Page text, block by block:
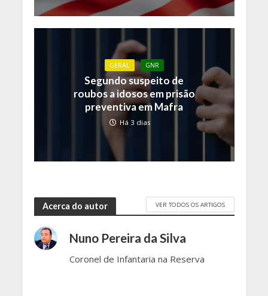
GERAL GNR
Segundo suspeito de
roubos a idosos em prisão
preventiva em Mafra
Há 3 dias
Acerca do autor VER TODOS OS ARTIGOS
Nuno Pereira da Silva
Coronel de Infantaria na Reserva